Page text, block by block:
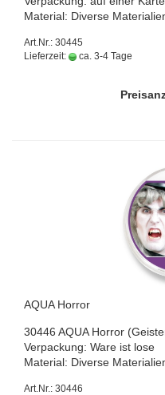
Ma­te­ri­al: Di­ver­se
Art.Nr.: 30445
Lieferzeit:
ca. 3-4 Tage
AQUA Hor­ror
30446 AQUA Hor­ror
Ver­pa­ckung: Ware ist lose
Ma­te­ri­al: Di­ver­se
Art.Nr.: 30446